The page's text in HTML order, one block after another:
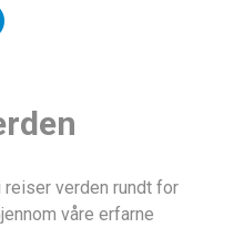
verden rundt for
våre erfarne